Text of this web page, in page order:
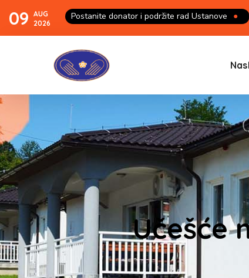
09 AUG
2026
Postanite donator i podržite rad Ustanove ●
Učešće